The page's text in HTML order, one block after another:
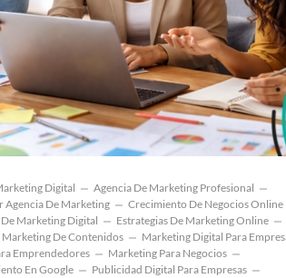
Digital
Agencia De Marketing Profesional
Agencia De Marketing
Crecimiento De Negocios Online
Marketing Digital
Estrategias De Marketing Online
Marketing De Contenidos
Marketing Digital Para
Emprendedores
Marketing Para Negocios
En Google
Publicidad Digital Para Empresas